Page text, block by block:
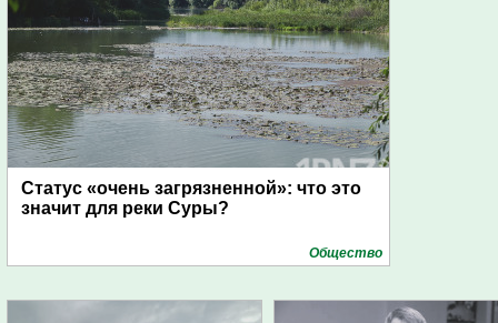
Статус «очень загрязненной»: что это
значит для реки Суры?
Общество